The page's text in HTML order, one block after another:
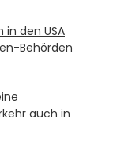
den USA
Behörden
auch in